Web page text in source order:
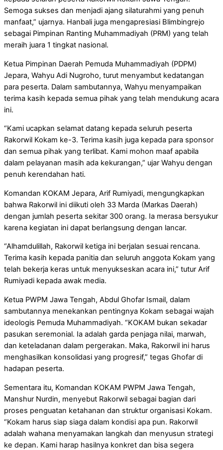
Semoga sukses dan menjadi ajang silaturahmi yang penuh
manfaat,” ujarnya. Hanbali juga mengapresiasi Blimbingrejo
sebagai Pimpinan Ranting Muhammadiyah (PRM) yang telah
meraih juara 1 tingkat nasional.
Ketua Pimpinan Daerah Pemuda Muhammadiyah (PDPM)
Jepara, Wahyu Adi Nugroho, turut menyambut kedatangan
para peserta. Dalam sambutannya, Wahyu menyampaikan
terima kasih kepada semua pihak yang telah mendukung acara
ini.
“Kami ucapkan selamat datang kepada seluruh peserta
Rakorwil Kokam ke-3. Terima kasih juga kepada para sponsor
dan semua pihak yang terlibat. Kami mohon maaf apabila
dalam pelayanan masih ada kekurangan,” ujar Wahyu dengan
penuh kerendahan hati.
Komandan KOKAM Jepara, Arif Rumiyadi, mengungkapkan
bahwa Rakorwil ini diikuti oleh 33 Marda (Markas Daerah)
dengan jumlah peserta sekitar 300 orang. Ia merasa bersyukur
karena kegiatan ini dapat berlangsung dengan lancar.
“Alhamdulillah, Rakorwil ketiga ini berjalan sesuai rencana.
Terima kasih kepada panitia dan seluruh anggota Kokam yang
telah bekerja keras untuk menyukseskan acara ini,” tutur Arif
Rumiyadi kepada awak media.
Ketua PWPM Jawa Tengah, Abdul Ghofar Ismail, dalam
sambutannya menekankan pentingnya Kokam sebagai wajah
ideologis Pemuda Muhammadiyah. “KOKAM bukan sekadar
pasukan seremonial. Ia adalah garda penjaga nilai, marwah,
dan keteladanan dalam pergerakan. Maka, Rakorwil ini harus
menghasilkan konsolidasi yang progresif,” tegas Ghofar di
hadapan peserta.
Sementara itu, Komandan KOKAM PWPM Jawa Tengah,
Manshur Nurdin, menyebut Rakorwil sebagai bagian dari
proses penguatan ketahanan dan struktur organisasi Kokam.
“Kokam harus siap siaga dalam kondisi apa pun. Rakorwil
adalah wahana menyamakan langkah dan menyusun strategi
ke depan. Kami harap hasilnya konkret dan bisa segera